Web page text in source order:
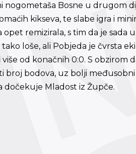
nogometaša Bosne u drugom
kikseva, te slabe igra i
opet remizirala, s tim da je
tako loše, ali Pobjeda je čvrsta
od konačnih 0:0. S obzirom
broj bodova, uz bolji
dočekuje Mladost iz Župče.